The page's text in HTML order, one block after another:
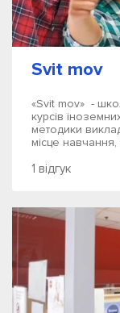
Svit mov
«Svit mov» -
курсів
методики
місце
1 відгук